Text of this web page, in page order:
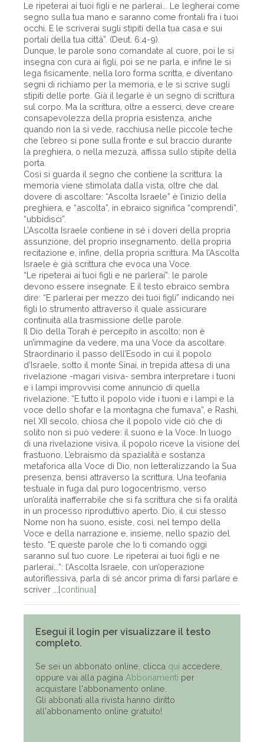
Le ripeterai ai tuoi figli e ne parlerai... Le legherai come
segno sulla tua mano e saranno come frontali fra i tuoi
occhi. E le scriverai sugli stipiti della tua casa e sui
portali della tua città”. (Deut. 6:4-9).
Dunque, le parole sono comandate al cuore, poi le si
insegna con cura ai figli, poi se ne parla, e infine le si
lega fisicamente, nella loro forma scritta, e diventano
segni di richiamo per la memoria, e le si scrive sugli
stipiti delle porte. Già il legarle è un segno di scrittura
sul corpo. Ma la scrittura, oltre a esserci, deve creare
consapevolezza della propria esistenza, anche
quando non la si vede, racchiusa nelle piccole teche
che l’ebreo si pone sulla fronte e sul braccio durante
la preghiera, o nella mezuzà, affissa sullo stipite della
porta.
Così si guarda il segno che contiene la scrittura: la
memoria viene stimolata dalla vista, oltre che dal
dovere di ascoltare: “Ascolta Israele” è l’inizio della
preghiera, e “ascolta”, in ebraico significa “comprendi”,
“ubbidisci”.
L’Ascolta Israele contiene in sé i doveri della propria
assunzione, del proprio insegnamento, della propria
recitazione e, infine, della propria scrittura. Ma l’Ascolta
Israele è già scrittura che evoca una Voce.
“Le ripeterai ai tuoi figli e ne parlerai”: le parole
devono essere insegnate. E il testo ebraico sembra
dire: “E parlerai per mezzo dei tuoi figli” indicando nei
figli lo strumento attraverso il quale assicurare
continuità alla trasmissione delle parole.
Il Dio della Torah è percepito in ascolto; non è
un’immagine da vedere, ma una Voce da ascoltare.
Straordinario il passo dell’Esodo in cui il popolo
d’Israele, sotto il monte Sinai, in trepida attesa di una
rivelazione -magari visiva- sembra interpretare i tuoni
e i lampi improvvisi come annuncio di quella
rivelazione: “E tutto il popolo vide i tuoni e i lampi e la
voce dello shofar e la montagna che fumava”, e Rashì,
nel XII secolo, chiosa che il popolo vide ciò che di
solito non si può vedere: il suono e la Voce. In luogo
di una rivelazione visiva, il popolo riceve la visione del
frastuono. L’ebraismo dà spazialità e sostanza
metaforica alla Voce di Dio, non letteralizzando la Sua
presenza, bensì attraverso la scrittura. Una teofania
testuale in fuga dal puro logocentrismo, verso
un’oralità inafferrabile che si fa scrittura che si fa oralità
in un processo riproduttivo aperto. Dio, il cui stesso
Nome non ha suono, esiste, così, nel tempo della
Voce e della narrazione e, insieme, nello spazio del
testo. “E queste parole che Io ti comando oggi
saranno sul tuo cuore. Le ripeterai ai tuoi figli e ne
parlerai...”: l’Ascolta Israele, con un’operazione
autoriflessiva, parla di sé ancor prima di farsi parlare e
scriver ...[continua]
Esegui il login per visualizzare il testo
completo.
Se sei un abbonato online, clicca qui accedere,
oppure vai alla pagina Abbonamenti per
acquistare l'abbonamento online.
Gli abbonati alla rivista hanno diritto
all'abbonamento online gratuito!